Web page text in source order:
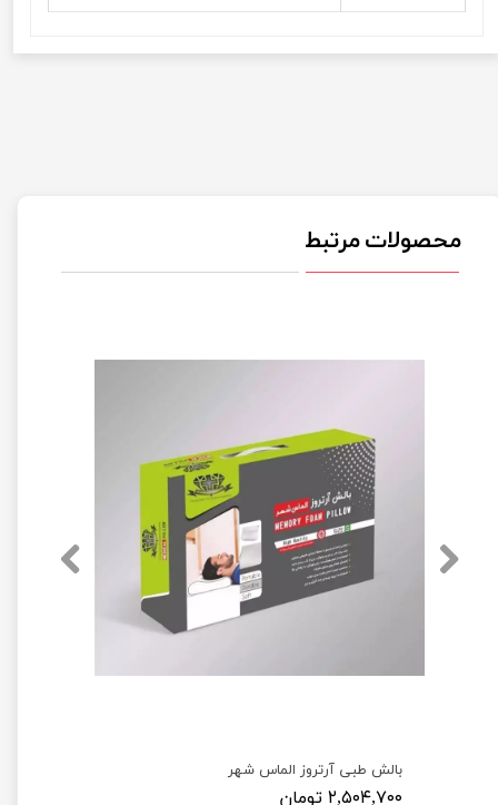
محصولات مرتبط
بالش طبی آرتروز الماس شهر
۲,۵۰۴,۷۰۰ تومان